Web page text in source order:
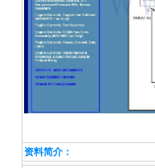
资料简介：